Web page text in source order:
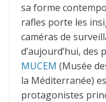
sa forme
rafles porte les
caméras de
d’aujourd’hui, des
MUCEM (Musée
la Méditerranée)
protagonistes